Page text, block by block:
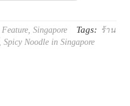
Feature ,Singapore Tags: ร้าน
Spicy Noodle in Singapore